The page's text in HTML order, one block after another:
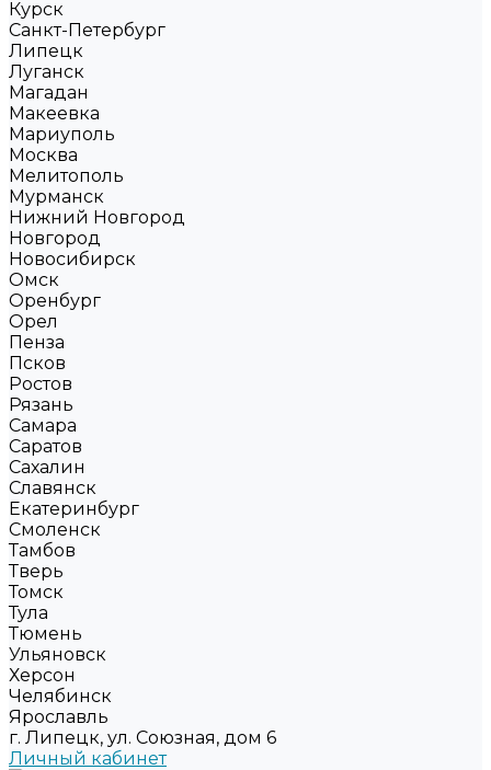
Курск
Санкт-Петербург
Липецк
Луганск
Магадан
Макеевка
Мариуполь
Москва
Мелитополь
Мурманск
Нижний Новгород
Новгород
Новосибирск
Омск
Оренбург
Орел
Пенза
Псков
Ростов
Рязань
Самара
Саратов
Сахалин
Славянск
Екатеринбург
Смоленск
Тамбов
Тверь
Томск
Тула
Тюмень
Ульяновск
Херсон
Челябинск
Ярославль
г. Липецк, ул. Союзная, дом 6
Личный кабинет